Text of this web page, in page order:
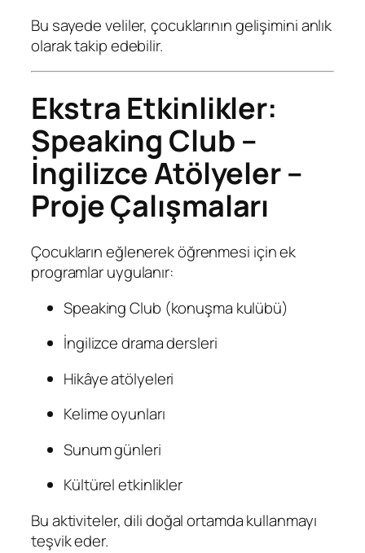
Bu sayede veliler, çocuklarının gelişimini anlık
olarak takip edebilir.
Ekstra Etkinlikler:
Speaking Club –
İngilizce Atölyeler –
Proje Çalışmaları
Çocukların eğlenerek öğrenmesi için ek
programlar uygulanır:
Speaking Club (konuşma kulübü)
İngilizce drama dersleri
Hikâye atölyeleri
Kelime oyunları
Sunum günleri
Kültürel etkinlikler
Bu aktiviteler, dili doğal ortamda kullanmayı
teşvik eder.